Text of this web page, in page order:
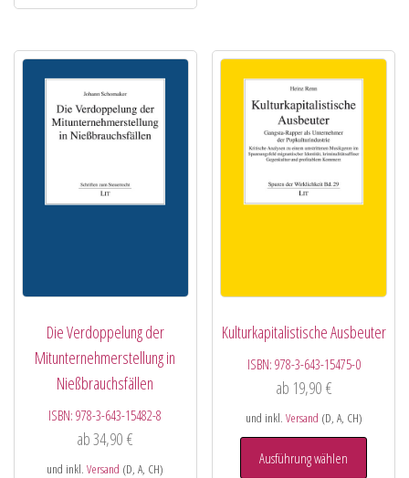
Die Verdoppelung der
Mitunternehmerstellung in
Nießbrauchsfällen
ISBN:978-3-643-15482-8
ab34,90€
und inkl.Versand (D, A, CH)
Kulturkapitalistische Ausbeuter
ISBN: 978-3-643-15475-0
ab 19,90 €
und inkl. Versand (D, A, CH)
Ausführung wählen